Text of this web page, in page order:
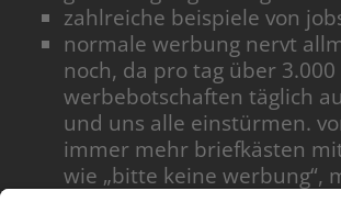
zahlreiche beispiele von
normale werbung nervt
noch, da pro tag über 3.000
werbebotschaften täglich
und uns alle einstürmen.
immer mehr briefkästen
wie „bitte keine werbung“,